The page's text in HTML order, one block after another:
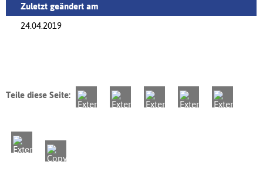
Zuletzt geändert am
24.04.2019
Teile diese Seite: